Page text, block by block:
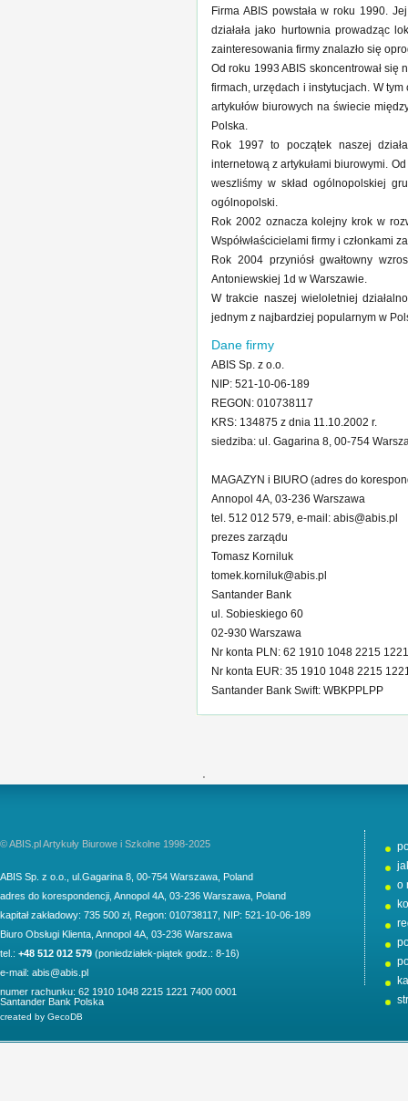
Firma ABIS powstała w roku 1990.
działała jako hurtownia prowadząc
zainteresowania firmy znalazło się
Od roku 1993 ABIS skoncentrował
firmach, urzędach i instytucjach. W
artykułów biurowych na świecie
Polska.
Rok 1997 to początek naszej
internetową z artykułami biurowymi.
weszliśmy w skład ogólnopolskiej
ogólnopolski.
Rok 2002 oznacza kolejny krok w
Współwłaścicielami firmy i członkami
Rok 2004 przyniósł gwałtowny
Antoniewskiej 1d w Warszawie.
W trakcie naszej wieloletniej
jednym z najbardziej popularnym w
Dane firmy
ABIS Sp. z o.o.
NIP: 521-10-06-189
REGON: 010738117
KRS: 134875 z dnia 11.10.2002 r.
siedziba: ul. Gagarina 8, 00-754
MAGAZYN i BIURO (adres do
Annopol 4A, 03-236 Warszawa
tel. 512 012 579, e-mail: abis@abis.pl
prezes zarządu
Tomasz Korniluk
tomek.korniluk@abis.pl
Santander Bank
ul. Sobieskiego 60
02-930 Warszawa
Nr konta PLN: 62 1910 1048 2215
Nr konta EUR: 35 1910 1048 2215
Santander Bank Swift: WBKPPLPP
'
© ABIS.pl Artykuły Biurowe i Szkolne 1998-2025
ABIS Sp. z o.o. ul.Gagarina 8 00-754 Warszawa Poland
adres do korespondencji Annopol 4A 03-236 Warszawa Poland
kapitał zakładowy: 735 500 zł, Regon: 010738117, NIP: 521-10-06-189
Biuro Obsługi Klienta, Annopol 4A, 03-236 Warszawa
tel.: +48 512 012 579 (poniedziałek-piątek godz.: 8-16)
e-mail: abis@abis.pl
numer rachunku: 62 1910 1048 2215 1221 7400 0001
Santander Bank Polska
o
created by GecoDB